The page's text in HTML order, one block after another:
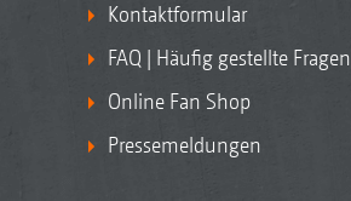
Kontaktformular
FAQ | Häufig gestellte Fragen
Online Fan Shop
Pressemeldungen